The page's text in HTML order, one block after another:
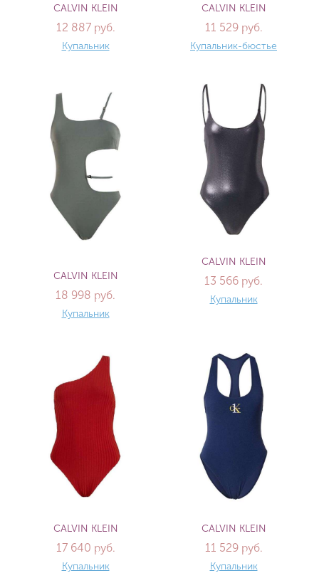
CALVIN KLEIN
12 887 руб.
Купальник
CALVIN KLEIN
11 529 руб.
Купальник-бюстье
CALVIN KLEIN
18 998 руб.
Купальник
CALVIN KLEIN
13 566 руб.
Купальник
CALVIN KLEIN
17 640 руб.
Купальник
CALVIN KLEIN
11 529 руб.
Купальник